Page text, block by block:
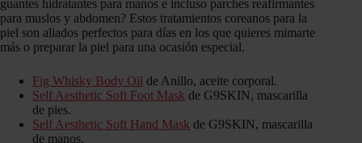
guantes hidratantes para manos e incluso parches reafirmantes
para muslos y abdomen? Estos tratamientos coreanos para la
piel son aliados perfectos para días en los que quieres mimarte
más o preparar la piel para una ocasión especial.
Fig Whisky Body Oil de Anillo, aceite corporal.
Self Aesthetic Soft Foot Mask de G9SKIN, mascarilla
de pies.
Self Aesthetic Soft Hand Mask de G9SKIN, mascarilla
de manos.